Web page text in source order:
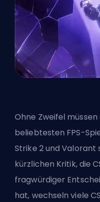
Ohne Zweifel
beliebtesten FPS-
Strike 2 und Valorant
kürzlichen Kritik, die
fragwürdiger
hat, wechseln viele